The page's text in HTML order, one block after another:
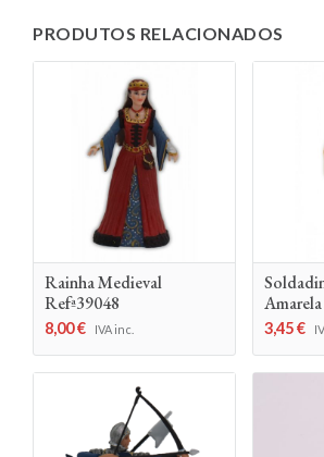
PRODUTOS RELACIONADOS
Rainha Medieval
Refª39048
8,00€ IVA inc.
Amarela
3,45€